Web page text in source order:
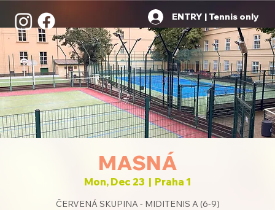
ENTRY | Tennis only
MASNÁ
Mon, Dec 23
  |
Praha 1
ČERVENÁ SKUPINA - MIDITENIS A (6-9)